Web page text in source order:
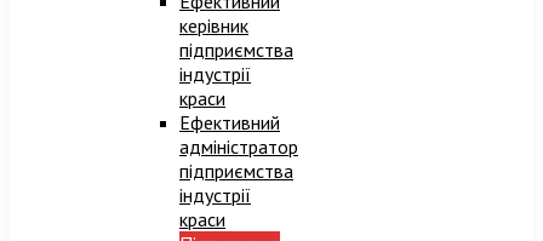
керівник
підприємства
індустрії
краси
Ефективний
адміністратор
підприємства
індустрії
краси​